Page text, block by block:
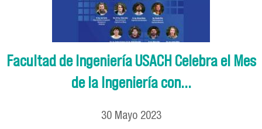
Facultad de Ingeniería USACH Celebra el Mes
de la Ingeniería con...
30 Mayo 2023